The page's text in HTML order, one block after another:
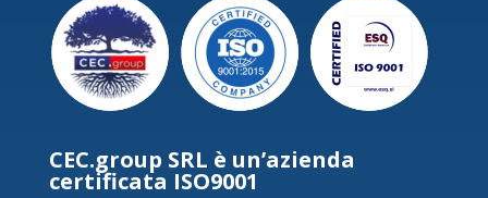
CEC.group SRL è un’azienda
certificata ISO9001